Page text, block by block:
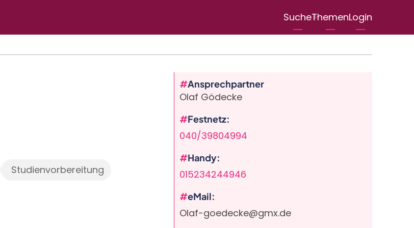
User
menu
SucheThemenLogin
Studienvorbereitung
Ansprechpartner
Olaf Gödecke
Festnetz
040/39804994
Handy
015234244946
eMail
Olaf-goedecke@gmx.de